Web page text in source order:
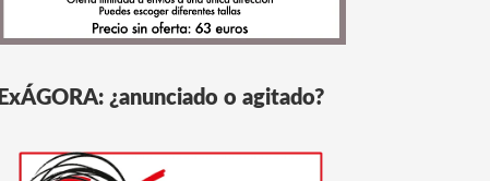
ExÁGORA: ¿anunciado o agitado?